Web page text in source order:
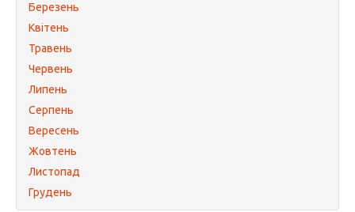
Березень
Квітень
Травень
Червень
Липень
Серпень
Вересень
Жовтень
Листопад
Грудень